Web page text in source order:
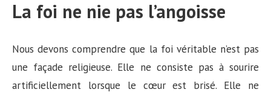
La foi ne nie pas l’angoisse
Nous devons comprendre que la foi véritable n’est pas
une façade religieuse. Elle ne consiste pas à sourire
artificiellement lorsque le cœur est brisé. Elle ne